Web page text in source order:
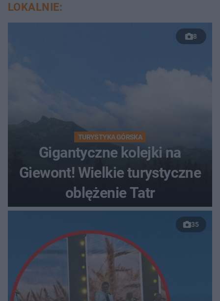
LOKALNIE:
8
TURYSTYKA GÓRSKA
Gigantyczne kolejki na
Giewont! Wielkie turystyczne
oblężenie Tatr
35